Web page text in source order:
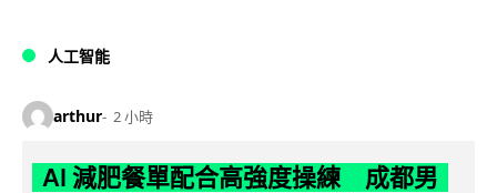
人工智能
arthur 2 小時
AI 減肥餐單配合高強度操練 成都男